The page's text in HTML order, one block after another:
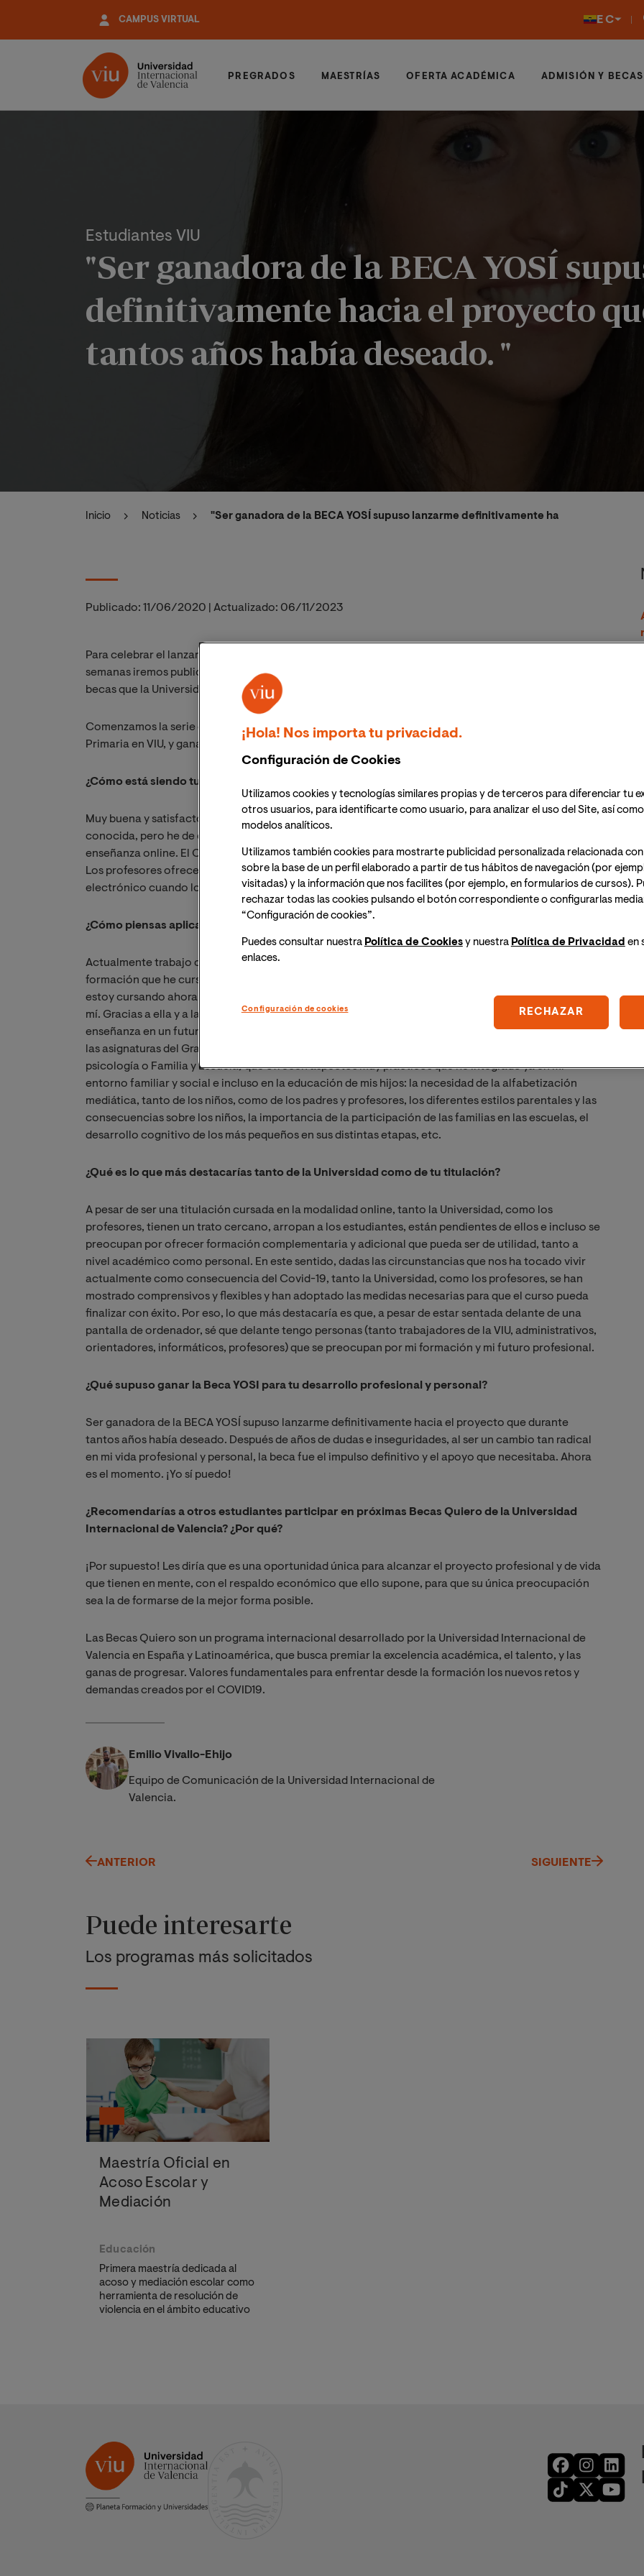
contenido
CAMPUS VIRTUAL EC
PREGRADOS MAESTRÍAS OFERTA ACADÉMICA ADMISIÓN Y BECAS
Estudiantes VIU
"Ser ganadora de la BECA YOSÍ
definitivamente hacia el proyecto
tantos años había deseado. "
Inicio Noticias "Ser ganadora de la BECA YOSÍ supuso lanzarme definitivamente hacia el proyecto
Publicado: 11/06/2020 Actualizado: 06/11/2023
Para celebrar el lanzamiento del programa internacional ‘Becas Quiero’ durante las siguientes
semanas iremos publicando una serie de entrevistas breves con los ganadores de los programas de
becas que la Universidad Internacional de Valencia llevó a cabo el año pasado: YOSI y Lógralo.
Comenzamos la serie con Juncal Fernández, Abogada y estudiante del Grado en Educación
Primaria en VIU, y ganadora de una Beca YOSI.
¿Cómo está siendo tu experiencia de estudio en la Universidad Internacional de Valencia?
Muy buena y satisfactoria. Hace unos años estudié un máster a distancia en otra universidad muy
conocida, pero he de decir que la VIU supera con creces dicha experiencia, en cuanto a calidad en la
enseñanza online. El Campus Virtual es muy completo y la adaptación en este sentido fue muy rápida.
Los profesores ofrecen contenido muy útil, siempre están dispuestos a atenderte por correo
electrónico cuando lo necesitas.
¿Cómo piensas aplicar tu formación en tu entorno laboral/social?
Actualmente trabajo como Abogada en un Despacho dedicado al Derecho Laboral, y toda la
formación que he cursado y recibido hasta el momento ha sido en este ámbito. Por eso, el Grado que
estoy cursando ahora (Grado en Educación Primaria) supone una formación totalmente nueva para
mí. Gracias a ella y a las competencias adquiridas, tendré la oportunidad de dedicarme a la
enseñanza en un futuro y desempeñar mi carrera profesional de la mejor forma posible. Algunas de
las asignaturas del Grado son más teóricas, pero hay otras que he cursado (por ejemplo, TIC,
psicología o Familia y Escuela) que ofrecen aspectos muy prácticos que he integrado ya en mi
entorno familiar y social e incluso en la educación de mis hijos: la necesidad de la alfabetización
mediática, tanto de los niños, como de los padres y profesores, los diferentes estilos parentales y las
consecuencias sobre los niños, la importancia de la participación de las familias en las escuelas, el
desarrollo cognitivo de los más pequeños en sus distintas etapas, etc.
¿Qué es lo que más destacarías tanto de la Universidad como de tu titulación?
A pesar de ser una titulación cursada en la modalidad online, tanto la Universidad, como los
profesores, tienen un trato cercano, arropan a los estudiantes, están pendientes de ellos e incluso se
preocupan por ofrecer formación complementaria y adicional que pueda ser de utilidad, tanto a
nivel académico como personal. En este sentido, dadas las circunstancias que nos ha tocado vivir
actualmente como consecuencia del Covid-19, tanto la Universidad, como los profesores, se han
mostrado comprensivos y flexibles y han adoptado las medidas necesarias para que el curso pueda
finalizar con éxito. Por eso, lo que más destacaría es que, a pesar de estar sentada delante de una
pantalla de ordenador, sé que delante tengo personas (tanto trabajadores de la VIU, administrativos,
orientadores, informáticos, profesores) que se preocupan por mi formación y mi futuro profesional.
¿Qué supuso ganar la Beca YOSI para tu desarrollo profesional y personal?
Ser ganadora de la BECA YOSÍ supuso lanzarme definitivamente hacia el proyecto que durante
tantos años había deseado. Después de años de dudas e inseguridades, al ser un cambio tan radical
en mi vida profesional y personal, la beca fue el impulso definitivo y el apoyo que necesitaba. Ahora
es el momento. ¡Yo sí puedo!
¿Recomendarías a otros estudiantes participar en próximas Becas Quiero de la Universidad
Internacional de Valencia? ¿Por qué?
¡Por supuesto! Les diría que es una oportunidad única para alcanzar el proyecto profesional y de vida
que tienen en mente, con el respaldo económico que ello supone, para que su única preocupación
sea la de formarse de la mejor forma posible.
Las Becas Quiero son un programa internacional desarrollado por la Universidad Internacional de
Valencia en España y Latinoamérica, que busca premiar la excelencia académica, el talento, y las
ganas de progresar. Valores fundamentales para enfrentar desde la formación los nuevos retos y
demandas creados por el COVID19.
Emilio Vivallo-Ehijo
Equipo de Comunicación de la Universidad Internacional de
Valencia.
ANTERIOR SIGUIENTE
Puede interesarte
Los programas más solicitados
Maestría Oficial en
Acoso Escolar y
Mediación
Educación
Primera maestría dedicada al
acoso y mediación escolar como
herramienta de resolución de
violencia en el ámbito educativo
¡Hola! Nos importa tu privacidad.
Configuración de Cookies
Utilizamos cookies y tecnologías similares propias y de terceros para diferenciar tu
otros usuarios, para identificarte como usuario, para analizar el uso del Site, así
modelos analíticos.
Utilizamos también cookies para mostrarte publicidad personalizada relacionada
sobre la base de un perfil elaborado a partir de tus hábitos de navegación (por
visitadas) y la información que nos facilites (por ejemplo, en formularios de cursos).
rechazar todas las cookies pulsando el botón correspondiente o configurarlas
“Configuración de cookies”.
Puedes consultar nuestra Política de Cookiesy nuestra Política de Privacidad en
enlaces.
Configuración de cookies RECHAZAR